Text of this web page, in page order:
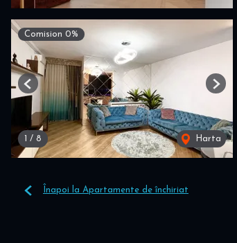
Comision 0%
/ 8 Harta
Previous Next
Înapoi la Apartamente de închiriat